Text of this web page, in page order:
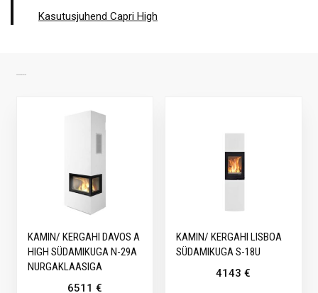
Kasutusjuhend Capri High
KAMIN/ KERGAHI DAVOS A
HIGH SÜDAMIKUGA N-29A
NURGAKLAASIGA
6511 €
KAMIN/ KERGAHI LISBOA
SÜDAMIKUGA S-18U
4143€